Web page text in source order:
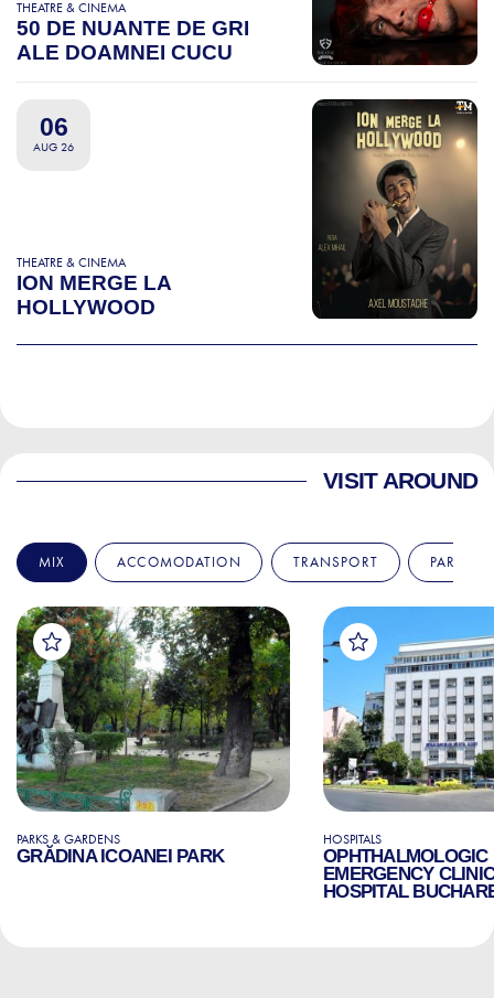
THEATRE & CINEMA
50 DE NUANTE DE GRI
ALE DOAMNEI CUCU
06
AUG 26
THEATRE & CINEMA
ION MERGE LA
HOLLYWOOD
VISIT AROUND
MIX ACCOMODATION TRANSPORT PARKS
PARKS & GARDENS
GRĂDINA ICOANEI PARK
HOSPITALS
OPHTHALMOLOGIC
EMERGENCY
HOSPITAL